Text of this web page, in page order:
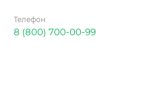
Телефон
8 (800) 700-00-99